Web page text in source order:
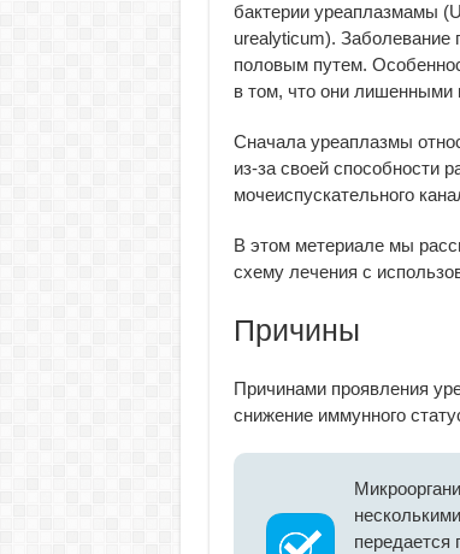
бактерии уреаплазмамы
urealyticum). Заболевание
половым путем.
в том, что они лишенными
Сначала уреаплазмы
из-за своей способности
мочеиспускательного
В этом метериале мы
схему лечения с
Причины
Причинами проявления
снижение иммунного
передается